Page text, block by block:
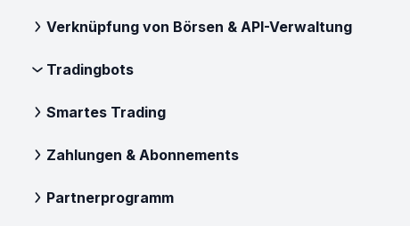
Verknüpfung von Börsen & API-Verwaltung
Tradingbots
Smartes Trading
Zahlungen & Abonnements
Partnerprogramm